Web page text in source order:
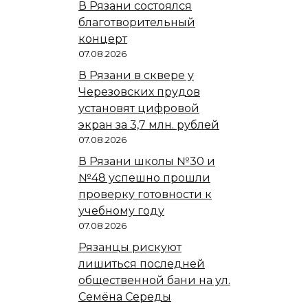
В Рязани состоялся
благотворительный
концерт
07.08.2026
В Рязани в сквере у
Черезовских прудов
установят цифровой
экран за 3,7 млн. рублей
07.08.2026
В Рязани школы №30 и
№48 успешно прошли
проверку готовности к
учебному году
07.08.2026
Рязанцы рискуют
лишиться последней
общественной бани на ул.
Семёна Середы